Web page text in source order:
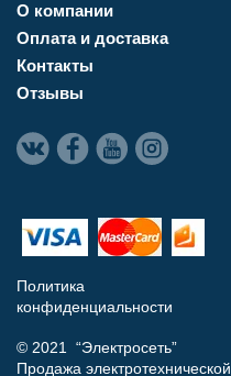
О компании
Оплата и доставка
Контакты
Отзывы
Политика
конфиденциальности
© 2021 “Электросеть”
Продажа электротехнической